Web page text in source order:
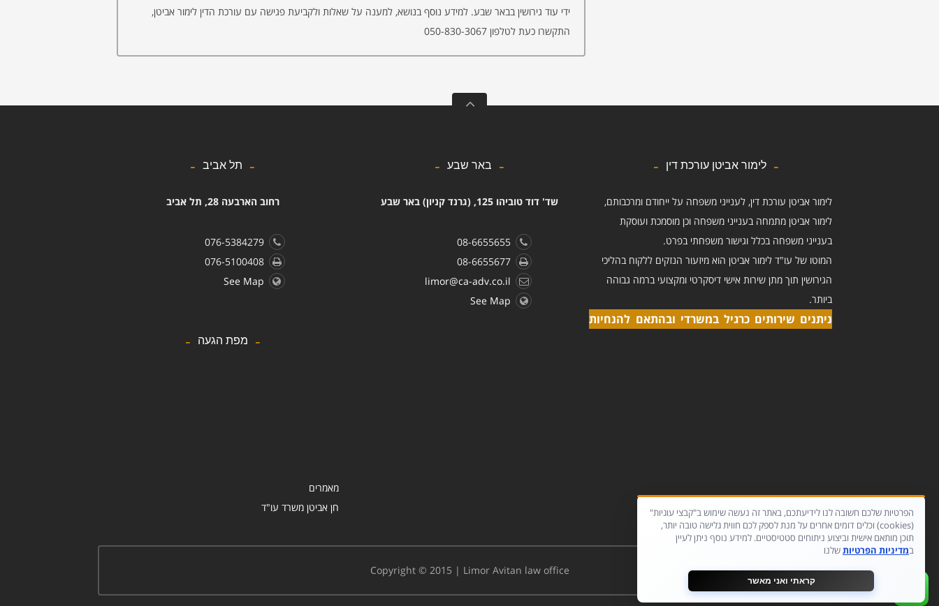
ידי עוד גירושין בבאר שבע. למידע נוסף בנושא, למענה על שאלות ולקביעת פגישה עם עורכת הדין לימור אביטן,
התקשרו כעת לטלפון 050-830-3067
תל אביב
רחוב הארבעה 28, תל אביב
076-5384279
076-5100408
See Map
באר שבע
שד' דוד טוביהו 125, (גרנד קניון) באר שבע
08-6655655
08-6655677
limor@ca-adv.co.il
See Map
לימור אביטן עורכת דין
לימור אביטן עורכת דין, לענייני משפחה על ייחודם ומרכבותם,
לימור אביטן מתמחה בענייני משפחה וכן מוסמכת ועוסקת
בענייני משפחה בכלל וגישור משפחתי בפרט.
המוטו של עו"ד לימור אביטן הוא מיזעור הנזקים ללקוח בהליכי
הגירושין תוך מתן שירות אישי דיסקרטי ומקצועי ברמה גבוהה
ביותר.
ניתנים שירותים כרגיל במשרדי ובהתאם להנחיות
מפת הגעה
מאמרים
Copyright © 2015 | Limor Avitan law office
הפרטיות שלכם חשובה לנו לידיעתכם, באתר זה נעשה שימוש ב"קבצי עוגיות"
(cookies) וכלים דומים אחרים על מנת לספק לכם חווית גלישה טובה יותר,
תוכן מותאם אישית וביצוע ניתוחים סטטיסטיים. למידע נוסף ניתן לעיין
במדיניות הפרטיותשלנו
קראתי ואני מאשר